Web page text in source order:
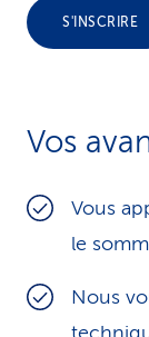
S'INSCRIRE
Vos
Vous
le
Nous